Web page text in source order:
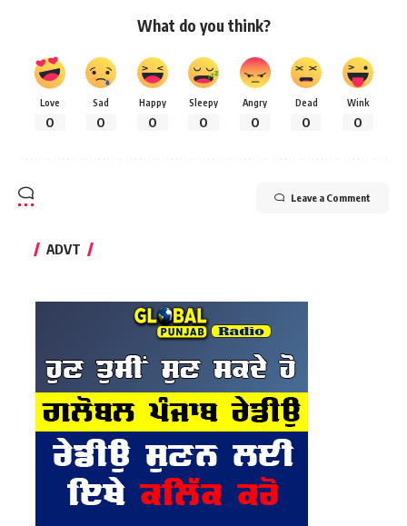
What do you think?
Love
0
Sad
0
Happy
0
Sleepy
0
Angry
0
Dead
0
Wink
0
Leave a Comment
ADVT